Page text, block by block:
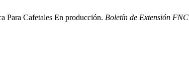
Para Cafetales En producción. Boletín de Extensión FNC